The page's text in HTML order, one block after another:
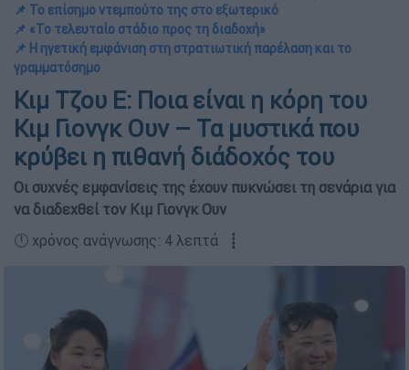
📌 Το επίσημο ντεμπούτο της στο εξωτερικό
📌 «Το τελευταίο στάδιο προς τη διαδοχή»
📌 Η ηγετική εμφάνιση στη στρατιωτική παρέλαση και το
γραμματόσημο
Κιμ Τζου Ε: Ποια είναι η κόρη του
Κιμ Γιονγκ Ουν – Τα μυστικά που
κρύβει η πιθανή διάδοχός του
Οι συχνές εμφανίσεις της έχουν πυκνώσει τη σενάρια για
να διαδεχθεί τον Κιμ Γιονγκ Ουν
🕛 χρόνος ανάγνωσης: 4 λεπτά ┋